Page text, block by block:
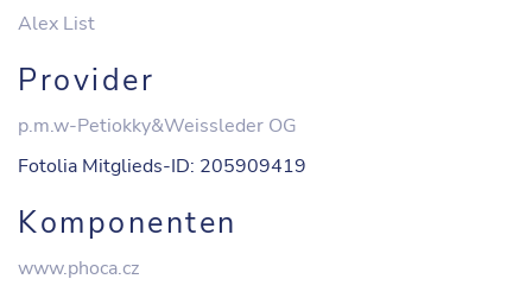
Alex List
Provider
p.m.w-Petiokky&Weissleder OG
Fotolia Mitglieds-ID: 205909419
Komponenten
www.phoca.cz